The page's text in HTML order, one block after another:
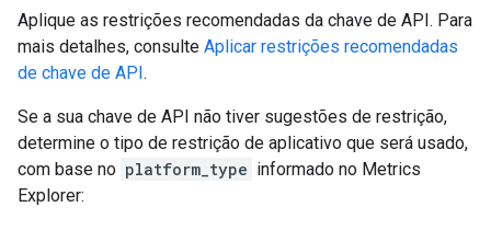
Aplique as restrições recomendadas da chave de API. Para
mais detalhes, consulte Aplicar restrições recomendadas
de chave de API.
Se a sua chave de API não tiver sugestões de restrição,
determine o tipo de restrição de aplicativo que será usado,
com base no platform_type informado no Metrics
Explorer: